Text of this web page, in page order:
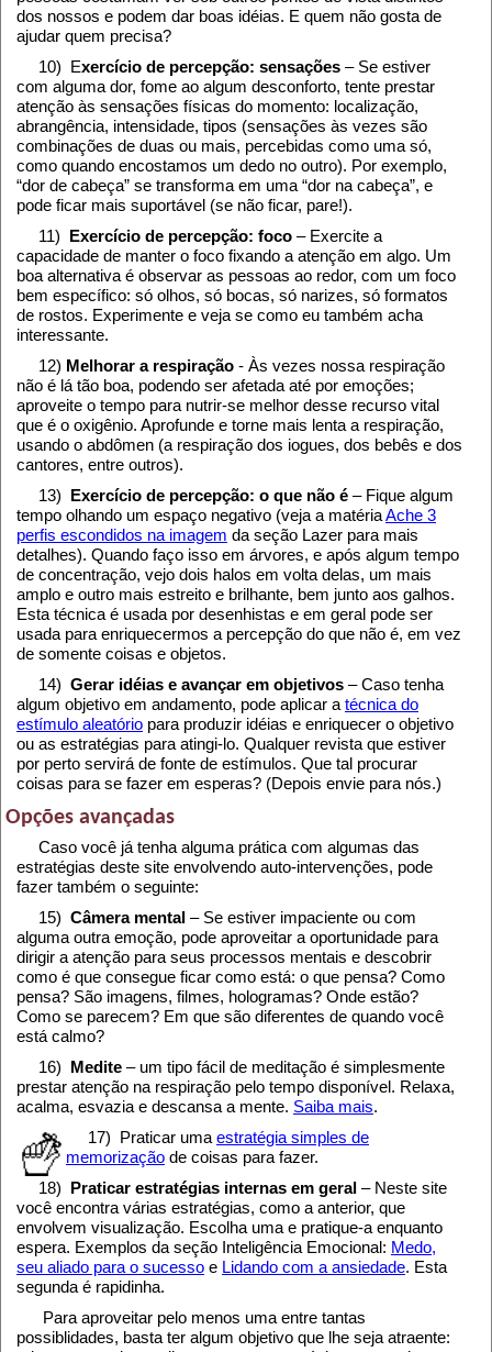
dos nossos e podem dar boas idéias. E quem não gosta de
ajudar quem precisa?
10) Exercício de percepção: sensações – Se estiver
com alguma dor, fome ao algum desconforto, tente prestar
atenção às sensações físicas do momento: localização,
abrangência, intensidade, tipos (sensações às vezes são
combinações de duas ou mais, percebidas como uma só,
como quando encostamos um dedo no outro). Por exemplo,
“dor de cabeça” se transforma em uma “dor na cabeça”, e
pode ficar mais suportável (se não ficar, pare!).
11) Exercício de percepção: foco – Exercite a
capacidade de manter o foco fixando a atenção em algo. Um
boa alternativa é observar as pessoas ao redor, com um foco
bem específico: só olhos, só bocas, só narizes, só formatos
de rostos. Experimente e veja se como eu também acha
interessante.
12) Melhorar a respiração - Às vezes nossa respiração
não é lá tão boa, podendo ser afetada até por emoções;
aproveite o tempo para nutrir-se melhor desse recurso vital
que é o oxigênio. Aprofunde e torne mais lenta a respiração,
usando o abdômen (a respiração dos iogues, dos bebês e dos
cantores, entre outros).
13) Exercício de percepção: o que não é – Fique algum
tempo olhando um espaço negativo (veja a matériaAche 3
perfis escondidos na imagem da seção Lazer para mais
detalhes). Quando faço isso em árvores, e após algum tempo
de concentração, vejo dois halos em volta delas, um mais
amplo e outro mais estreito e brilhante, bem junto aos galhos.
Esta técnica é usada por desenhistas e em geral pode ser
usada para enriquecermos a percepção do que não é, em vez
de somente coisas e objetos.
14) Gerar idéias e avançar em objetivos – Caso tenha
algum objetivo em andamento, pode aplicar a técnica do
estímulo aleatório para produzir idéias e enriquecer o objetivo
ou as estratégias para atingi-lo. Qualquer revista que estiver
por perto servirá de fonte de estímulos. Que tal procurar
coisas para se fazer em esperas? (Depois envie para nós.)
Opções avançadas
Caso você já tenha alguma prática com algumas das
estratégias deste site envolvendo auto-intervenções, pode
fazer também o seguinte:
15) Câmera mental – Se estiver impaciente ou com
alguma outra emoção, pode aproveitar a oportunidade para
dirigir a atenção para seus processos mentais e descobrir
como é que consegue ficar como está: o que pensa? Como
pensa? São imagens, filmes, hologramas? Onde estão?
Como se parecem? Em que são diferentes de quando você
está calmo?
16) Medite – um tipo fácil de meditação é simplesmente
prestar atenção na respiração pelo tempo disponível. Relaxa,
acalma, esvazia e descansa a mente. Saiba mais.
17) Praticar uma estratégia simples de
memorização de coisas para fazer.
18) Praticar estratégias internas em geral – Neste site
você encontra várias estratégias, como a anterior, que
envolvem visualização. Escolha uma e pratique-a enquanto
espera. Exemplos da seção Inteligência Emocional: Medo,
seu aliado para o sucesso e Lidando com a ansiedade. Esta
segunda é rapidinha.
Para aproveitar pelo menos uma entre tantas
possiblidades, basta ter algum objetivo que lhe seja atraente: